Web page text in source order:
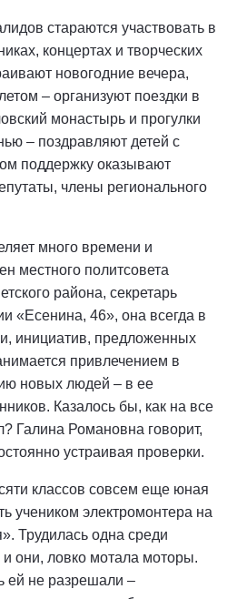
стараются участвовать в
концертах и творческих
новогодние вечера,
– организуют поездки в
монастырь и прогулки
– поздравляют детей с
поддержку оказывают
члены регионального
много времени и
местного политсовета
района, секретарь
«Есенина, 46», она всегда в
инициатив, предложенных
привлечением в
новых людей – в ее
Казалось бы, как на все
Галина Романовна говорит,
устраивая проверки.
классов совсем еще юная
учеником электромонтера на
Трудилась одна среди
и они, ловко мотала моторы.
ей не разрешали –